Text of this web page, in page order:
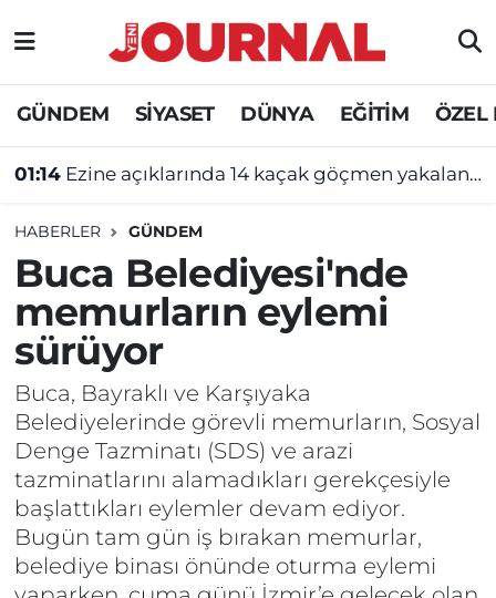
GÜNDEM SİYASET DÜNYA EĞİTİM ÖZEL
01:14 Ezine açıklarında 14 kaçak göçmen yakalandı
HABERLER GÜNDEM
Buca Belediyesi'nde
memurların eylemi
sürüyor
Buca, Bayraklı ve Karşıyaka
Belediyelerinde görevli memurların, Sosyal
Denge Tazminatı (SDS) ve arazi
tazminatlarını alamadıkları gerekçesiyle
başlattıkları eylemler devam ediyor.
Bugün tam gün iş bırakan memurlar,
belediye binası önünde oturma eylemi
GÜNDEM
SİYASET
DÜNYA
EĞİTİM
ÖZEL HABER
Nöbetçi Eczaneler
Hava Durumu
Süper Lig Puan Durumu ve Fikstür
Tüm Manşetler
Son Dakika Haberleri
Haber Arşivi